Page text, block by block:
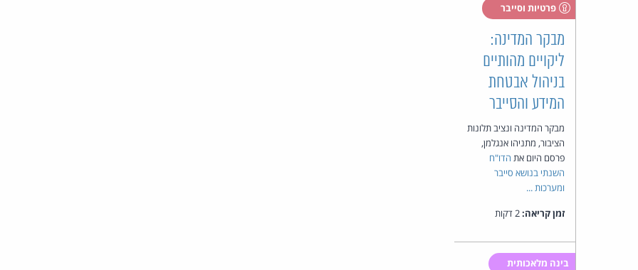
פרטיות וסייבר
מבקר המדינה:
ליקויים מהותיים
בניהול אבטחת
המידע והסייבר
מבקר המדינה ונציב תלונות
הציבור, מתניהו אנגלמן,
פרסם היום את הדו"ח
השנתי בנושא סייבר
ומערכות ...
זמן קריאה:
בינה מלאכותית